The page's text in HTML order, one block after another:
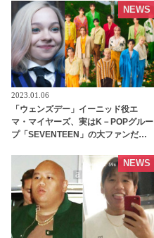
に投稿する皮肉っぷりが話題に［動
画あり］ - tvgroove
2023.01.06
「ウェンズデー」イーニッド役エ
マ・マイヤーズ、実はK－POPグルー
プ「SEVENTEEN」の大ファンだっ
エマのお気に入りの楽曲とは？ -
tvgroove
NEWS
NEWS